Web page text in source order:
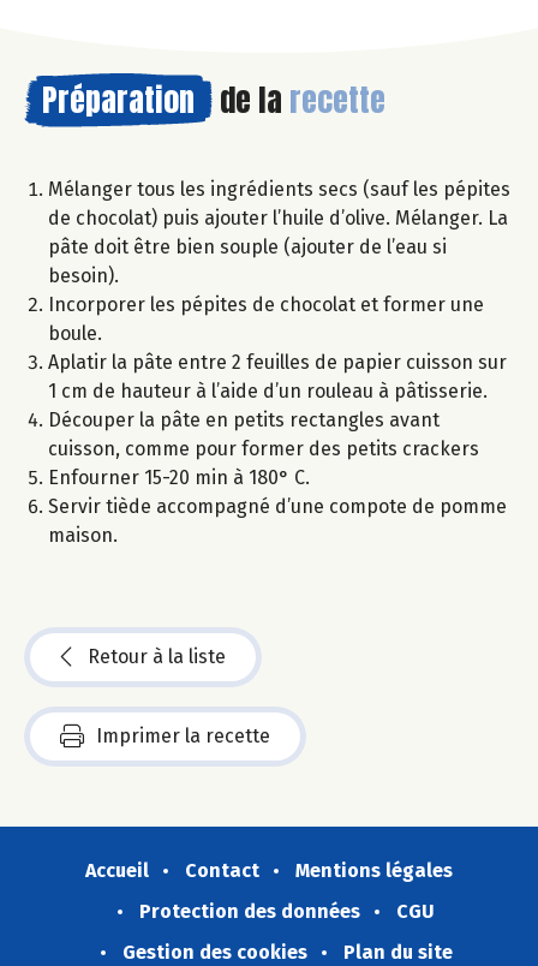
Préparation de la recette
Mélanger tous les ingrédients secs (sauf les pépites
de chocolat) puis ajouter l’huile d’olive. Mélanger. La
pâte doit être bien souple (ajouter de l’eau si
besoin).
Incorporer les pépites de chocolat et former une
boule.
Aplatir la pâte entre 2 feuilles de papier cuisson sur
1 cm de hauteur à l’aide d’un rouleau à pâtisserie.
Découper la pâte en petits rectangles avant
cuisson, comme pour former des petits crackers
Enfourner 15-20 min à 180° C.
Servir tiède accompagné d’une compote de pomme
maison.
Retour à la liste
Imprimer la recette
Accueil Contact
Mentions légales
Protection des données
CGU
Gestion des cookies
Plan du site